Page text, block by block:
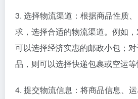
3. 选择物流渠道：根据商品性质
求，选择合适的物流渠道。例如，
可以选择经济实惠的邮政小包；
品，则可以选择快递包裹或空运等
4. 提交物流信息：将商品信息、